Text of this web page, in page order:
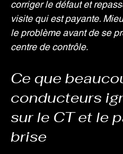
corriger le défaut et
visite qui est payante.
le problème avant de se
centre de contrôle.
Ce que
conducteurs
sur le CT et le
brise